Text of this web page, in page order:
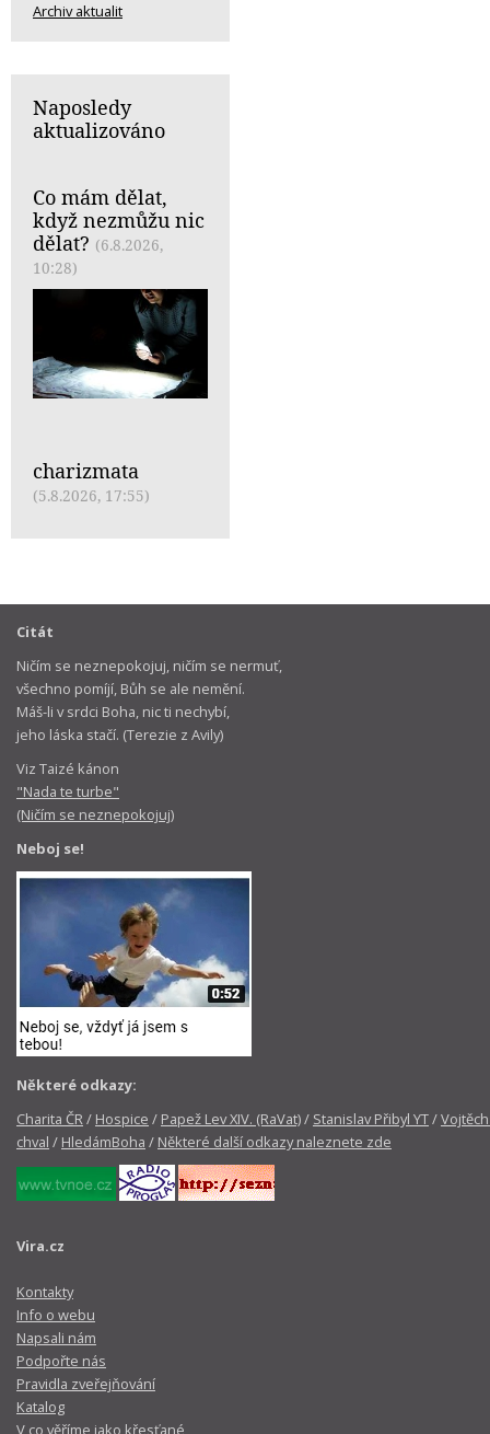
Archiv aktualit
Naposledy
aktualizováno
Co mám dělat,
když nezmůžu nic
dělat? (6.8.2026,
10:28)
charizmata
(5.8.2026, 17:55)
Citát
Ničím se neznepokojuj, ničím se nermuť,
všechno pomíjí, Bůh se ale nemění.
Máš-li v srdci Boha, nic ti nechybí,
jeho láska stačí. (Terezie z Avily)
Viz Taizé kánon
"Nada te turbe"
(Ničím se neznepokojuj)
Neboj se!
Některé odkazy:
Charita ČR/ Hospice / Papež Lev XIV. (RaVat)/ Stanislav Přibyl YT/
chval / HledámBoha / Některé další odkazy naleznete zde
Vira.cz
Kontakty
Info o webu
Napsali nám
Podpořte nás
Pravidla zveřejňování
Katalog
V co věříme jako křesťané